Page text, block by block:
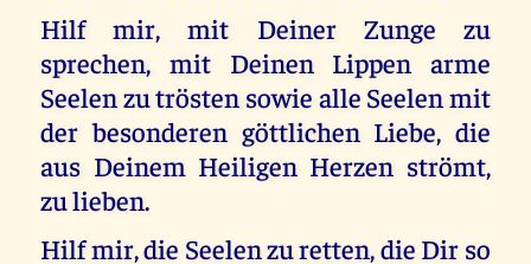
Hilf mir, mit Deiner Zunge zu
sprechen, mit Deinen Lippen arme
Seelen zu trösten sowie alle Seelen mit
der besonderen göttlichen Liebe, die
aus Deinem Heiligen Herzen strömt,
zu lieben.
Hilf mir, die Seelen zu retten, die Dir so